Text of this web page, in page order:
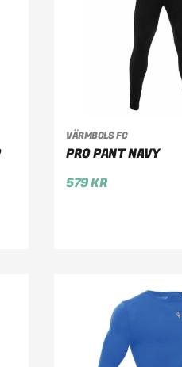
VÄRMBOLS FC
PRO PANT NAVY
579KR
VÄLJ ALTERNATIV